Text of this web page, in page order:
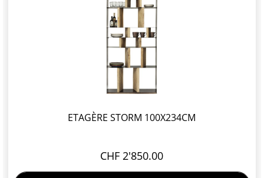
ETAGÈRE STORM 100X234CM
CHF 2'850.00